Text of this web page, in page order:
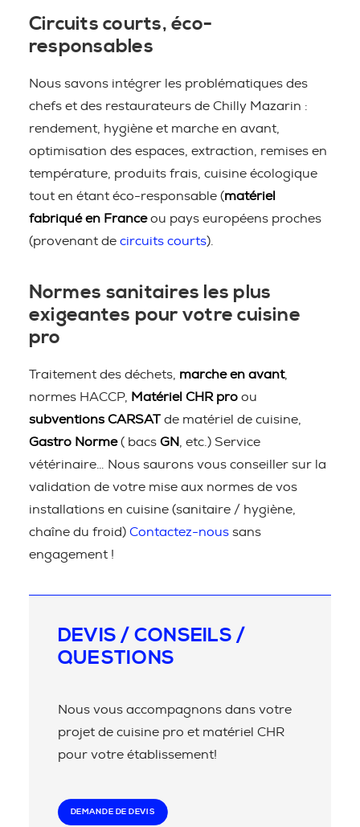
Circuits courts, éco-
responsables
Nous savons intégrer les problématiques des
chefs et des restaurateurs de Chilly Mazarin :
rendement, hygiène et marche en avant,
optimisation des espaces, extraction, remises en
température, produits frais, cuisine écologique
tout en étant éco-responsable (matériel
fabriqué en Franceou pays européens proches
(provenant de circuits courts).
Normes sanitaires les plus
exigeantes pour votre cuisine
pro
Traitement des déchets, marche en avant,
normes HACCP,
Matériel CHR pro ou
subventions CARSAT de matériel de cuisine,
Gastro Norme( bacs GN
, etc.) Service
vétérinaire… Nous saurons vous conseiller sur la
validation de votre mise aux normes de vos
installations en cuisine (sanitaire / hygiène,
chaîne du froid) Contactez-nous sans
engagement !
DEVIS / CONSEILS /
QUESTIONS
Nous vous accompagnons dans votre
projet de cuisine pro et matériel CHR
pour votre établissement!
DEMANDE DE DEVIS